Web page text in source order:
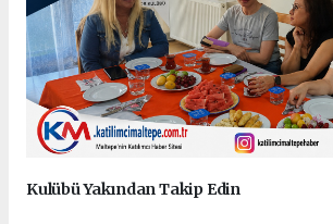
Kulübü Yakından Takip Edin